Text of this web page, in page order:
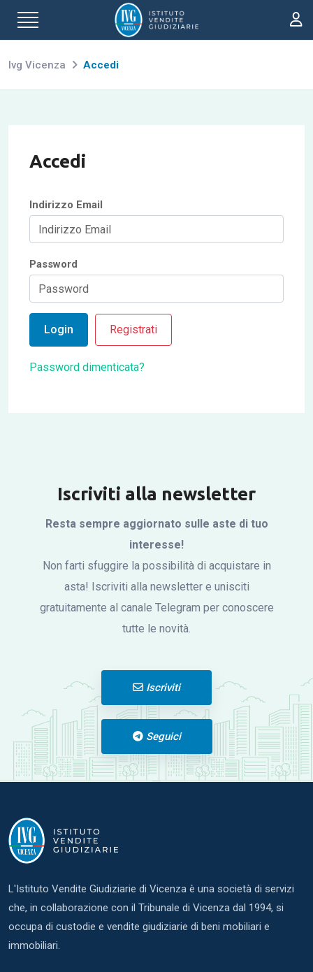
Ivg Vicenza Accedi
Accedi
Indirizzo Email
Password
Login Registrati
Password dimenticata?
Iscriviti alla newsletter
Resta sempre aggiornato sulle aste di tuo
interesse!
Non farti sfuggire la possibilità di acquistare in
asta! Iscriviti alla newsletter e unisciti
gratuitamente al canale Telegram per conoscere
tutte le novità.
Iscriviti
Seguici
L'Istituto Vendite Giudiziarie di Vicenza è una società di servizi
che, in collaborazione con il Tribunale di Vicenza dal 1994, si
occupa di custodie e vendite giudiziarie di beni mobiliari e
immobiliari.